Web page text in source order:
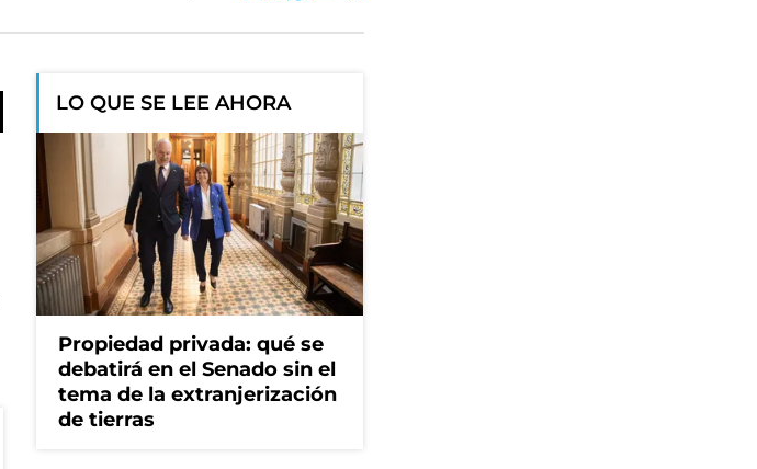
LO QUE SE LEE AHORA
Propiedad privada: qué se
debatirá en el Senado sin el
tema de la extranjerización
de tierras